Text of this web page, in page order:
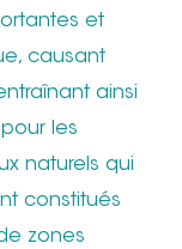
et
causant
ainsi
les
naturels qui
constitués
zones